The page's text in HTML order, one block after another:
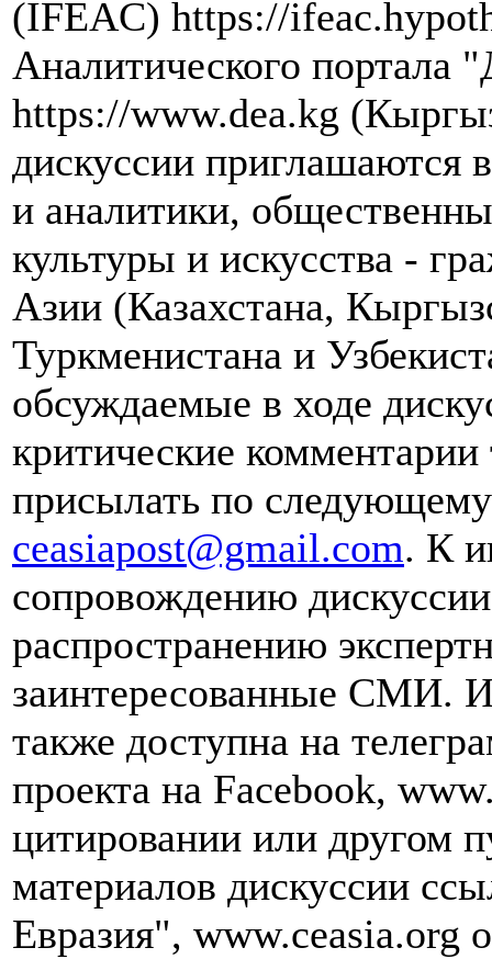
(IFEAC) https://
Аналитического портала
https://www.dea.kg
дискуссии приглашаются
и аналитики,
культуры и искусства -
Азии (Казахстана,
Туркменистана и
обсуждаемые в ходе
критические
присылать по
ceasiapost@gmail.com. К
сопровождению
распространению
заинтересованные СМИ.
также доступна на
проекта на Facebook,
цитировании или другом
материалов дискуссии
Евразия", www.ceasia.org